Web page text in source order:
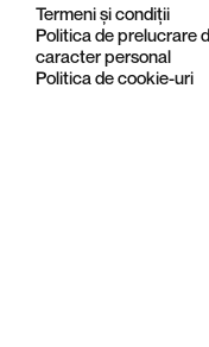
Termeni și condiții
Politica de prelucrare
caracter personal
Politica de cookie-uri